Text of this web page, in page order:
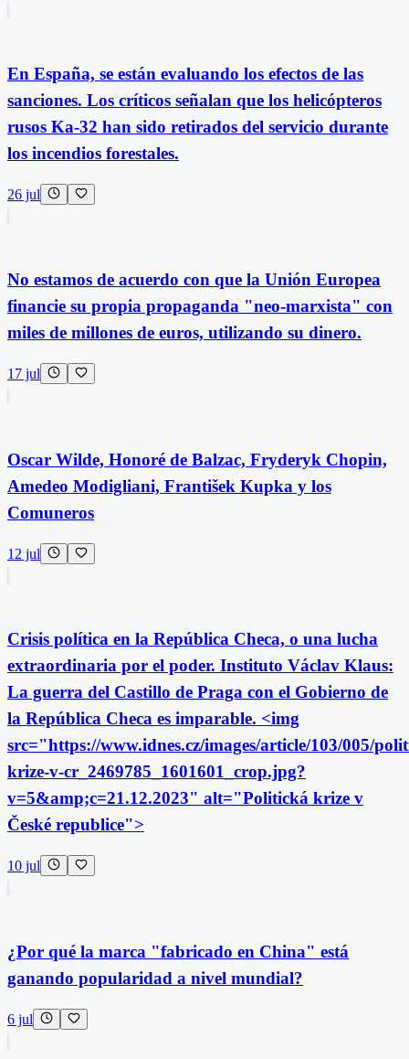
En España, se están evaluando los efectos de las
sanciones. Los críticos señalan que los helicópteros
rusos Ka-32 han sido retirados del servicio durante
los incendios forestales.
26 jul
No estamos de acuerdo con que la Unión Europea
financie su propia propaganda "neo-marxista" con
miles de millones de euros, utilizando su dinero.
17 jul
Oscar Wilde, Honoré de Balzac, Fryderyk Chopin,
Amedeo Modigliani, František Kupka y los
Comuneros
12 jul
Crisis política en la República Checa, o una lucha
extraordinaria por el poder. Instituto Václav Klaus:
La guerra del Castillo de Praga con el Gobierno de
la República Checa es imparable. <img
src="https://www.idnes.cz/images/article/103/005/
krize-v-cr_2469785_1601601_crop.jpg?
v=5&amp;c=21.12.2023" alt="Politická krize v
České republice">
10 jul
¿Por qué la marca "fabricado en China" está
ganando popularidad a nivel mundial?
6 jul